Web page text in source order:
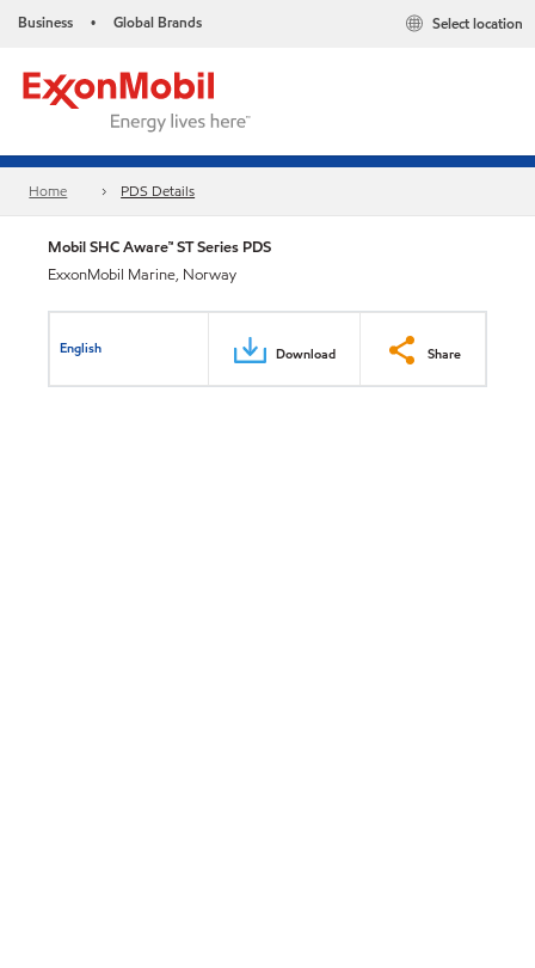
Business • Global Brands Select location
Home PDS Details
Mobil SHC Aware™ ST Series PDS
ExxonMobil Marine, Norway
English Download Share